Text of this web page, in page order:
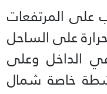
على المرتفعات
على الساحل
الداخل وعلى
خاصة شمال